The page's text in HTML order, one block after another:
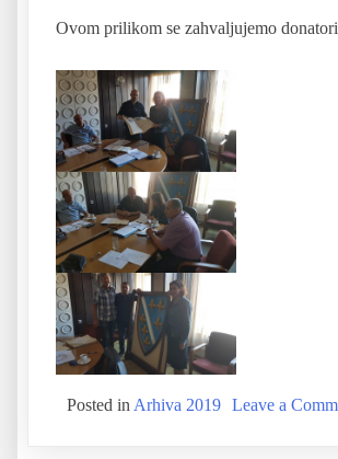
Ovom prilikom se zahvaljujemo
Posted in Arhiva 2019 Leave a